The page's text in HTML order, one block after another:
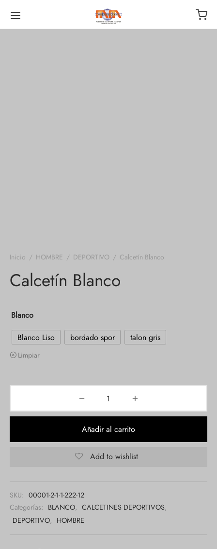
Inicio / HOMBRE / DEPORTIVO / Calcetín Blanco
Calcetín Blanco
Blanco
Blanco Liso
bordado spor talon gris
Limpiar
Añadir al carrito
Add to wishlist
SKU: 00001-2-1-1-222-12
Categorías: BLANCO, CALCETINES DEPORTIVOS,
DEPORTIVO, HOMBRE